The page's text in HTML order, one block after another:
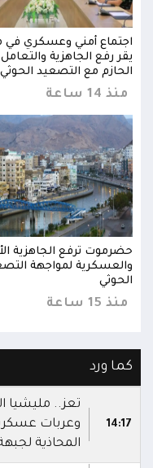
اجتماع أمني وعسكري في
يقر رفع الجاهزية والتعامل
الحازم مع التصعيد الحوثي
منذ 14 ساعة
حضرموت ترفع الجاهزية
والعسكرية لمواجهة
الحوثي
منذ 15 ساعة
كما ورد
14:17
تعز.. مليشيا
وعربات
المحاذية